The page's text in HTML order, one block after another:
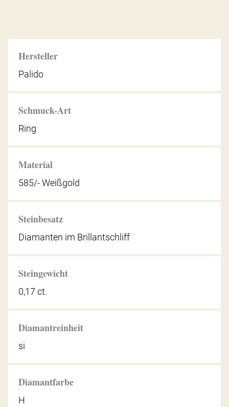
Hersteller
Palido
Schmuck-Art
Ring
Material
585/- Weißgold
Steinbesatz
Diamanten im Brillantschliff
Steingewicht
0,17 ct.
Diamantreinheit
si
Diamantfarbe
H